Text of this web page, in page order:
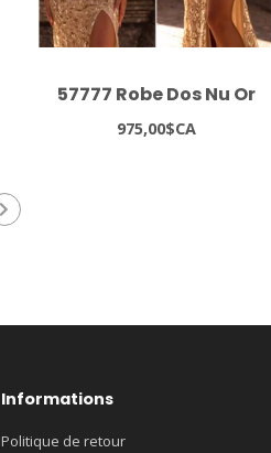
57777 Robe Dos Nu Or
975,00$CA
Informations
Politique de retour